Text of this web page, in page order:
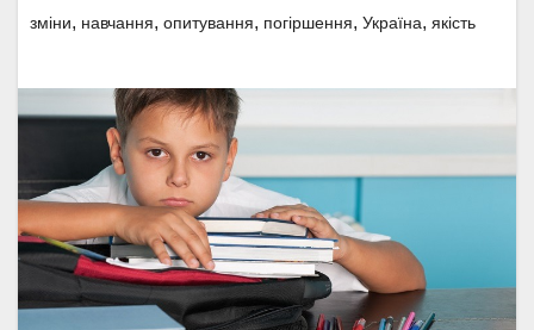
зміни, навчання, опитування, погіршення, Україна, якість